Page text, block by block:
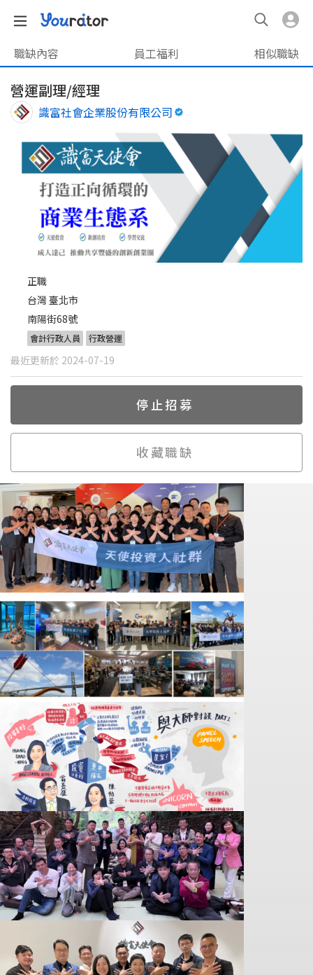
職缺內容 員工福利 相似職缺
營運副理/經理
識富社會企業股份有限公司
正職
台灣 臺北市
南陽街68號
會計行政人員 行政營運
最近更新於 2024-07-19
停止招募
收藏職缺